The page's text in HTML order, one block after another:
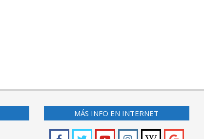
MÁS INFO EN INTERNET